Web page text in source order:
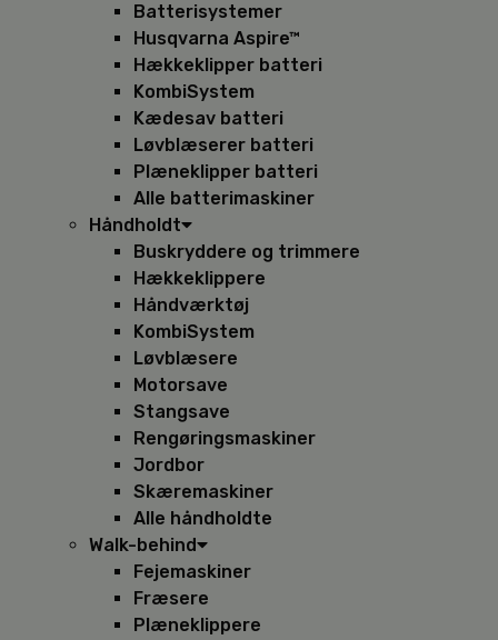
Batterisystemer
Husqvarna Aspire™
Hækkeklipper batteri
KombiSystem
Kædesav batteri
Løvblæserer batteri
Plæneklipper batteri
Alle batterimaskiner
Håndholdt
Buskryddere og trimmere
Hækkeklippere
Håndværktøj
KombiSystem
Løvblæsere
Motorsave
Stangsave
Rengøringsmaskiner
Jordbor
Skæremaskiner
Alle håndholdte
Walk-behind
Fejemaskiner
Fræsere
Plæneklippere